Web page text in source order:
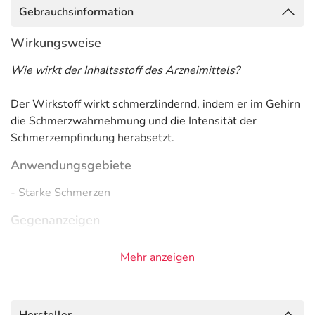
Gebrauchsinformation
Wirkungsweise
Wie wirkt der Inhaltsstoff des Arzneimittels?
Der Wirkstoff wirkt schmerzlindernd, indem er im Gehirn
die Schmerzwahrnehmung und die Intensität der
Schmerzempfindung herabsetzt.
Anwendungsgebiete
- Starke Schmerzen
Gegenanzeigen
Mehr anzeigen